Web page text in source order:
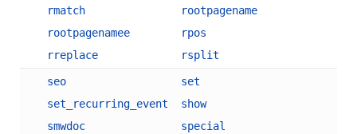
rmatch
rootpagename
rootpagenamee
rpos
rreplace
rsplit
seo
set
set_recurring_event
show
smwdoc
special